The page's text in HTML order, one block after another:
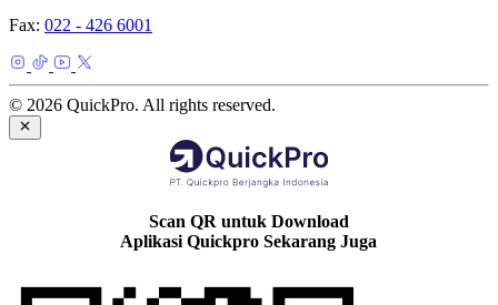
Fax: 022 - 426 6001
© 2026 QuickPro. All rights reserved.
Scan QR untuk Download
Aplikasi Quickpro Sekarang Juga